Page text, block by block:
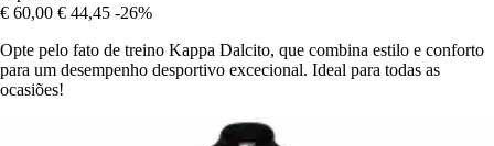
€ 60,00 € 44,45 -26%
Opte pelo fato de treino Kappa Dalcito, que combina estilo e conforto
para um desempenho desportivo excecional. Ideal para todas as
ocasiões!